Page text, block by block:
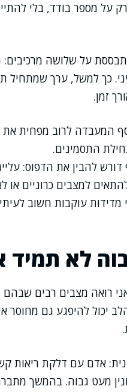
על מספר בודד, בלי
על שלושה
כך למשל, ערך שמתחיל
זמן.
המעבדה לרוב מפחית את
התסמינים.
להבין את הדפוס:
למצבים כרוניים או
מדידות עוקבות חשוב
לא
רואה מצבים רבים שבהם
יכול להיפגע גם
אדם עם דלקת
מעט גבוה. בהמשך